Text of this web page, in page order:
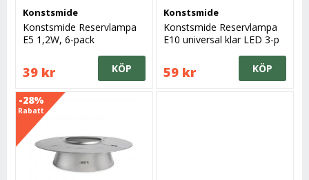
Konstsmide
Konstsmide Reservlampa
E5 1,2W, 6-pack
39 kr KÖP
Konstsmide
Konstsmide Reservlampa
E10 universal klar LED 3-p
59 kr KÖP
-28%
Rabatt